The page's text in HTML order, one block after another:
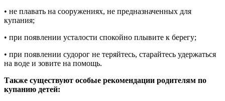
• не плавать на сооружениях, не предназначенных для
купания;
• при появлении усталости спокойно плывите к берегу;
• при появлении судорог не теряйтесь, старайтесь удержаться
на воде и зовите на помощь.
Также существуют особые рекомендации родителям по
купанию детей: